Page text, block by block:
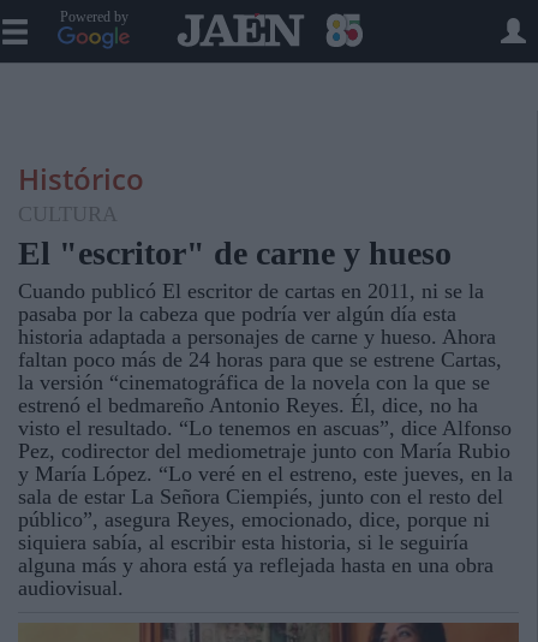
Powered by
Histórico
CULTURA
El "escritor" de carne y hueso
Cuando publicó El escritor de cartas en 2011, ni se la
pasaba por la cabeza que podría ver algún día esta
historia adaptada a personajes de carne y hueso. Ahora
faltan poco más de 24 horas para que se estrene Cartas,
la versión “cinematográfica de la novela con la que se
estrenó el bedmareño Antonio Reyes. Él, dice, no ha
visto el resultado. “Lo tenemos en ascuas”, dice Alfonso
Pez, codirector del mediometraje junto con María Rubio
y María López. “Lo veré en el estreno, este jueves, en la
sala de estar La Señora Ciempiés, junto con el resto del
público”, asegura Reyes, emocionado, dice, porque ni
siquiera sabía, al escribir esta historia, si le seguiría
alguna más y ahora está ya reflejada hasta en una obra
audiovisual.